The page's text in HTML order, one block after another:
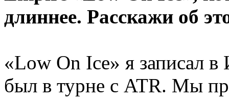
длиннее. Расскажи об
«Low On Ice» я записал в
был в турне с ATR. Мы